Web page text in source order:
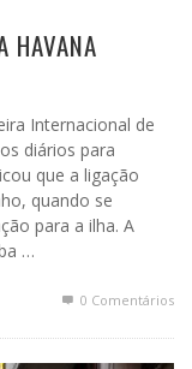
HAVANA
Internacional de
diários para
que a ligação
quando se
para a ilha. A
…
0 Comentários